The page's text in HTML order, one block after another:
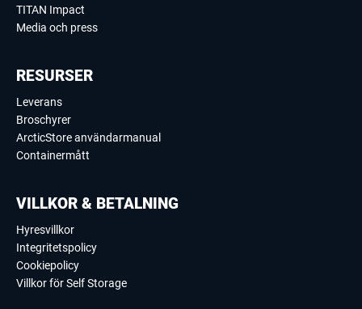
TITAN Impact
Media och press
RESURSER
Leverans
Broschyrer
ArcticStore användarmanual
Containermått
VILLKOR & BETALNING
Hyresvillkor
Integritetspolicy
Cookiepolicy
Villkor för Self Storage